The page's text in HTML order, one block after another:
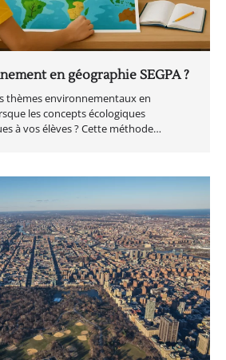
en géographie SEGPA ?
thèmes environnementaux en
les concepts écologiques
à vos élèves ? Cette méthode…